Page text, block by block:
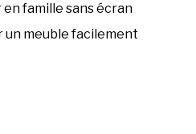
en famille sans écran
meuble facilement